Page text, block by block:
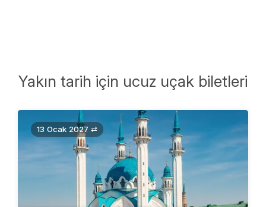
Yakın tarih için ucuz uçak biletleri
13 Ocak 2027 ⇄